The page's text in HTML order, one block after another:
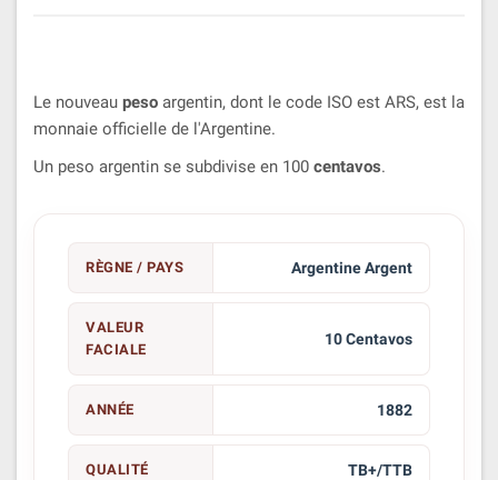
Le nouveau peso argentin, dont le code ISO est ARS, est la
monnaie officielle de l'Argentine.
Un peso argentin se subdivise en 100 centavos.
RÈGNE / PAYS Argentine Argent
VALEUR
FACIALE
10 Centavos
ANNÉE 1882
QUALITÉ TB+/TTB